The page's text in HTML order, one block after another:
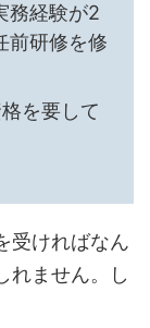
務経験が2
前研修を修
を要して
受ければなん
れません。し